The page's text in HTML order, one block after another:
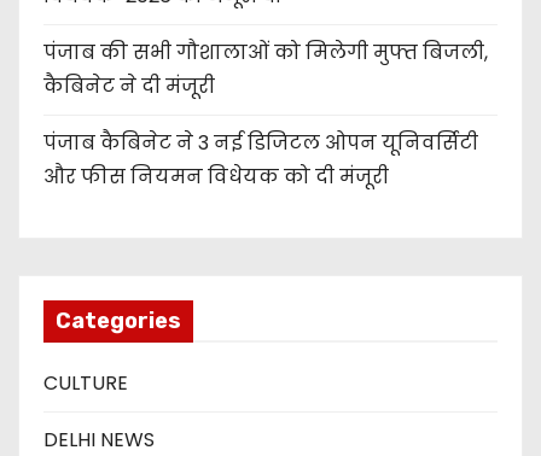
पंजाब की सभी गौशालाओं को मिलेगी मुफ्त बिजली,
कैबिनेट ने दी मंजूरी
पंजाब कैबिनेट ने 3 नई डिजिटल ओपन यूनिवर्सिटी
और फीस नियमन विधेयक को दी मंजूरी
Categories
CULTURE
DELHI NEWS